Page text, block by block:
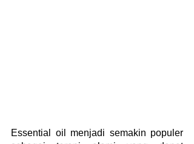
Essential oil menjadi semakin populer